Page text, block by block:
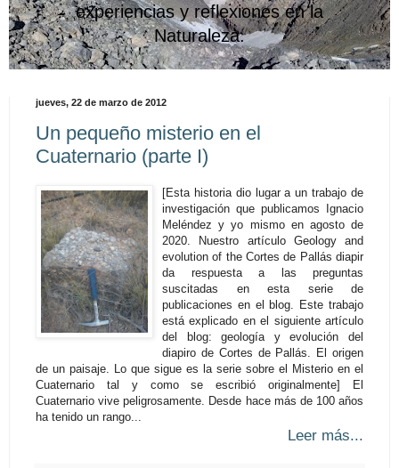
experiencias y reflexiones en la
Naturaleza.
jueves, 22 de marzo de 2012
Un pequeño misterio en el
Cuaternario (parte I)
[Esta historia dio lugar a un trabajo de
investigación que publicamos Ignacio
Meléndez y yo mismo en agosto de
2020. Nuestro artículo Geology and
evolution of the Cortes de Pallás diapir
da respuesta a las preguntas
suscitadas en esta serie de
publicaciones en el blog. Este trabajo
está explicado en el siguiente artículo
del blog: geología y evolución del
diapiro de Cortes de Pallás. El origen
de un paisaje. Lo que sigue es la serie sobre el Misterio en el
Cuaternario tal y como se escribió originalmente] El
Cuaternario vive peligrosamente. Desde hace más de 100 años
ha tenido un rango...
Leer más...